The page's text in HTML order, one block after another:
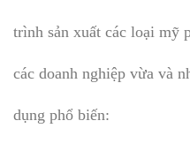
trình sản xuất các loại mỹ
các doanh nghiệp vừa và
dụng phổ biến: